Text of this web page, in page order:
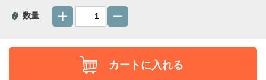
数量
カートに入れる